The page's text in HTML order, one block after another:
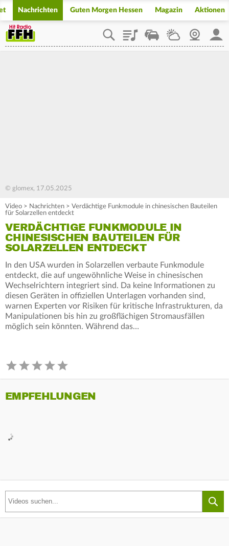
Nachrichten Guten Morgen Hessen Magazin Aktionen
PlaylistStaupilotWetterWebcam
© glomex, 17.05.2025
Video > Nachrichten > Verdächtige Funkmodule in chinesischen Bauteilen
für Solarzellen entdeckt
VERDÄCHTIGE FUNKMODULE IN
CHINESISCHEN BAUTEILEN FÜR
SOLARZELLEN ENTDECKT
In den USA wurden in Solarzellen verbaute Funkmodule
entdeckt, die auf ungewöhnliche Weise in chinesischen
Wechselrichtern integriert sind. Da keine Informationen zu
diesen Geräten in offiziellen Unterlagen vorhanden sind,
warnen Experten vor Risiken für kritische Infrastrukturen, da
Manipulationen bis hin zu großflächigen Stromausfällen
möglich sein könnten. Während das…
EMPFEHLUNGEN